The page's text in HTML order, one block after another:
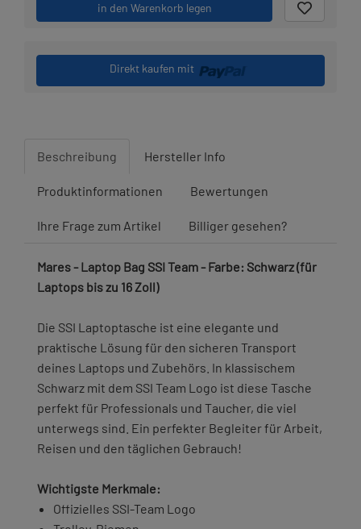
in den Warenkorb legen
Direkt kaufen mit
Beschreibung Hersteller Info
Produktinformationen Bewertungen
Ihre Frage zum Artikel Billiger gesehen?
Mares - Laptop Bag SSI Team - Farbe: Schwarz (für
Laptops bis zu 16 Zoll)
Die SSI Laptoptasche ist eine elegante und
praktische Lösung für den sicheren Transport
deines Laptops und Zubehörs. In klassischem
Schwarz mit dem SSI Team Logo ist diese Tasche
perfekt für Professionals und Taucher, die viel
unterwegs sind. Ein perfekter Begleiter für Arbeit,
Reisen und den täglichen Gebrauch!
Wichtigste Merkmale:
Offizielles SSI-Team Logo